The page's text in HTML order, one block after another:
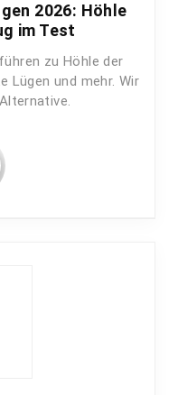
2026: Höhle
im Test
zu Höhle der
Lügen und mehr. Wir